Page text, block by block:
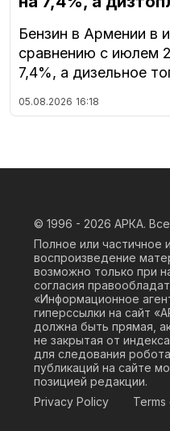
Бензин в Армении в
сравнению с июлем
7,4%, а дизельное
05.08.2026 16:18
© 1996 - 2026 АРКА.
Полное или частичное
воспроизведение
возможно только при
согласия
«Информационное
гиперссылки на сайт
должна быть прямая,
не закрытая от
для следования
публикаций на сайте
позицией редакции.
Privacy Policy
Terms